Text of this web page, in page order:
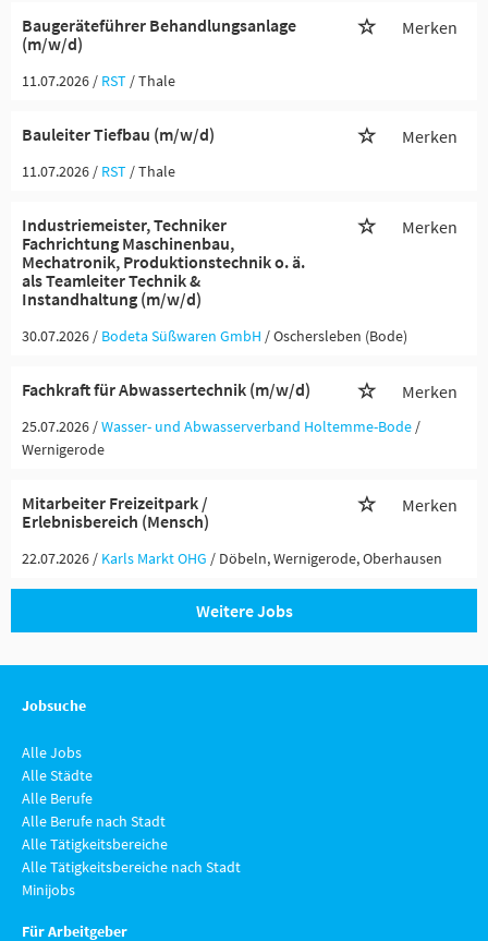
Baugeräteführer Behandlungsanlage
(m/w/d)
Merken
11.07.2026 / RST / Thale
Bauleiter Tiefbau (m/w/d) Merken
11.07.2026 / RST / Thale
Industriemeister, Techniker
Fachrichtung Maschinenbau,
Mechatronik, Produktionstechnik o. ä.
als Teamleiter Technik &
Instandhaltung (m/w/d)
Merken
30.07.2026 / Bodeta Süßwaren GmbH / Oschersleben (Bode)
Fachkraft für Abwassertechnik (m/w/d) Merken
25.07.2026 /Wasser- und Abwasserverband Holtemme-Bode /
Wernigerode
Mitarbeiter Freizeitpark /
Erlebnisbereich (Mensch)
Merken
22.07.2026 / Karls Markt OHG / Döbeln, Wernigerode, Oberhausen
Weitere Jobs
Jobsuche
Alle Jobs
Alle Städte
Alle Berufe
Alle Berufe nach Stadt
Alle Tätigkeitsbereiche
Alle Tätigkeitsbereiche nach Stadt
Minijobs
Für Arbeitgeber